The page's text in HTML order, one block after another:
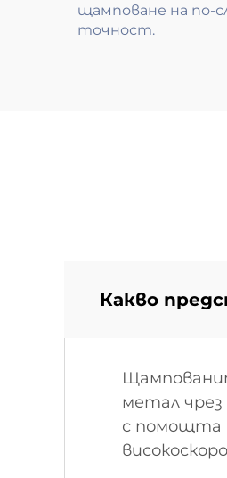
щамповане на по-
точност.
Какво
метал
с помощта